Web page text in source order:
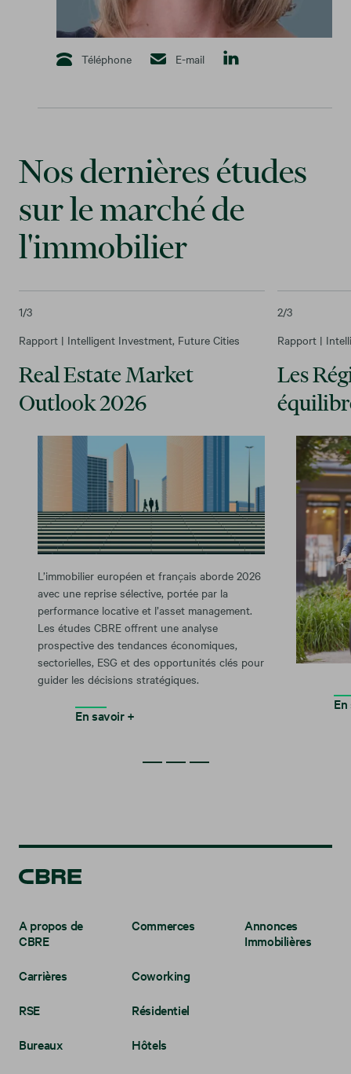
Téléphone E-mail
Nos dernières études
sur le marché de
l'immobilier
1/3
Rapport | Intelligent Investment, Future Cities
Real Estate Market
Outlook 2026
L’immobilier européen et français aborde 2026
avec une reprise sélective, portée par la
performance locative et l’asset management.
Les études CBRE offrent une analyse
prospective des tendances économiques,
sectorielles, ESG et des opportunités clés pour
guider les décisions stratégiques.
En savoir +
2/3
Rapport |
Les
A propos de
CBRE
Carrières
RSE
Bureaux
Commerces
Coworking
Résidentiel
Hôtels
Annonces
Immobilières